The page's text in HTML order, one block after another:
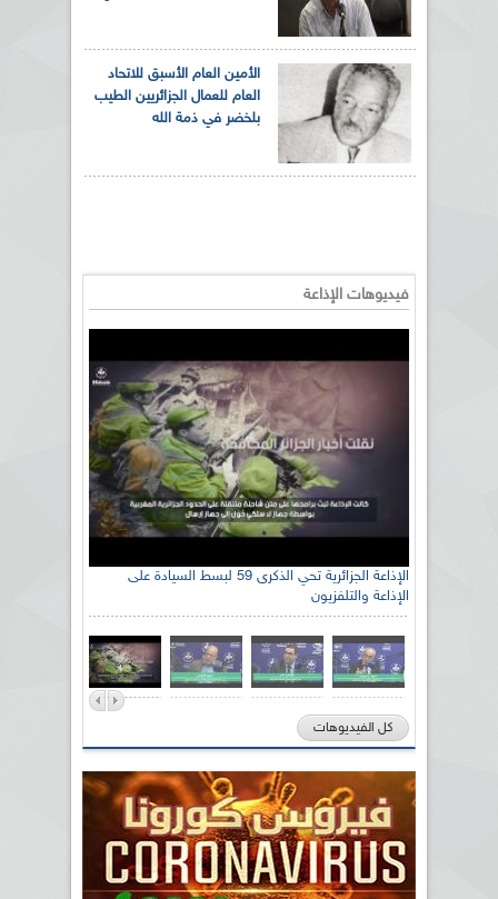
الأمين العام الأسبق للاتحاد
العام للعمال الجزائريين الطيب
بلخضر في ذمة الله
فيديوهات الإذاعة
الإذاعة الجزائرية تحي الذكرى 59 لبسط السيادة على
الإذاعة والتلفزيون
كل الفيديوهات